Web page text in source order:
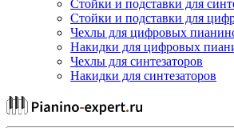
Стойки и подставки для
Стойки и подставки для
Чехлы для цифровых
Накидки для цифровых
Чехлы для синтезаторов
Накидки для синтезаторов